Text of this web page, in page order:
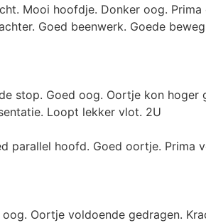
Mooi hoofdje. Donker oog.
Goed beenwerk. Goede
stop. Goed oog. Oortje kon hoger
Loopt lekker vlot. 2U
parallel hoofd. Goed oortje. Prima
Oortje voldoende gedragen.